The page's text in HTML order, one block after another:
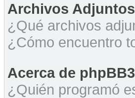
Archivos Adjuntos
¿Qué archivos
¿Cómo encuentro
Acerca de phpBB3
¿Quién programó